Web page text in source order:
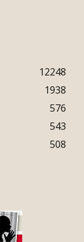
12248
1938
576
543
508